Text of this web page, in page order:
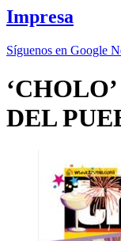
Impresa
Síguenos en Google
DEL